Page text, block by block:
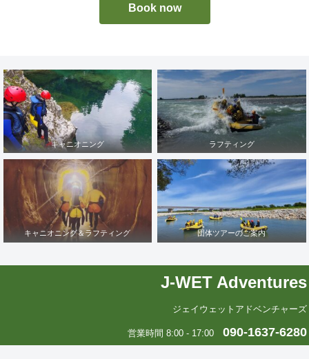
Book now
キャニオニング ラフティング
キャニオニング＆ラフティング 団体ツアーのご案内
J-WET Adventures
ジェイウェットアドベンチャーズ
営業時間 8:00 - 17:00 090-1637-6280